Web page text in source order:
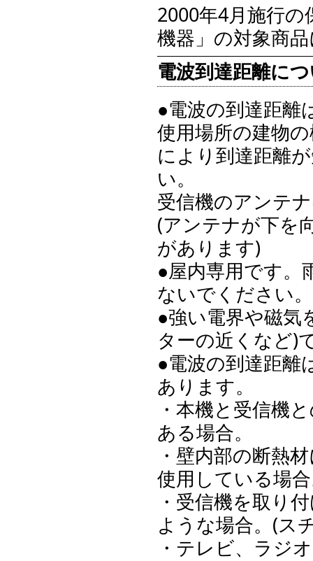
2000年4月施行
機器」の対象商
電波到達距離に
●電波の到達距離
使用場所の建物
により到達距離
い。
受信機のアンテ
(アンテナが下を
があります)
●屋内専用です。
ないでください。
●強い電界や磁気
ターの近くなど)
●電波の到達距離
あります。
・本機と受信機
ある場合。
・壁内部の断熱
使用している場
・受信機を取り
ような場合。(ス
・テレビ、ラジ